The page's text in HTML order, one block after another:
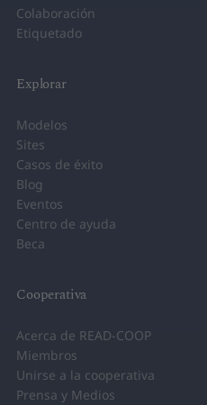
Colaboración
Etiquetado
Explorar
Modelos
Sites
Casos de éxito
Blog
Eventos
Centro de ayuda
Beca
Cooperativa
Acerca de READ-COOP
Miembros
Unirse a la cooperativa
Prensa y Medios